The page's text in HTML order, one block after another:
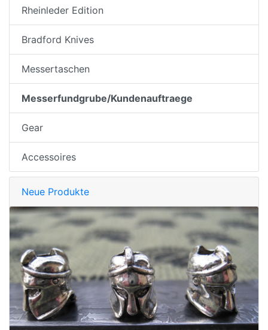
Rheinleder Edition
Bradford Knives
Messertaschen
Messerfundgrube/Kundenauftraege
Gear
Accessoires
Neue Produkte